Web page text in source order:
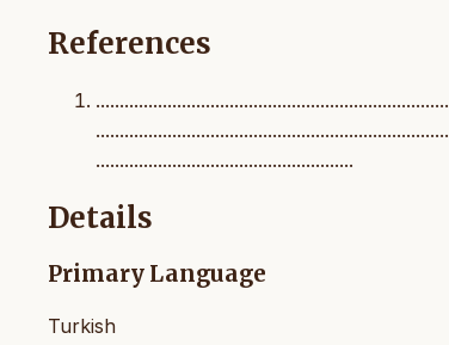
References
......................................................
Details
Primary Language
Turkish